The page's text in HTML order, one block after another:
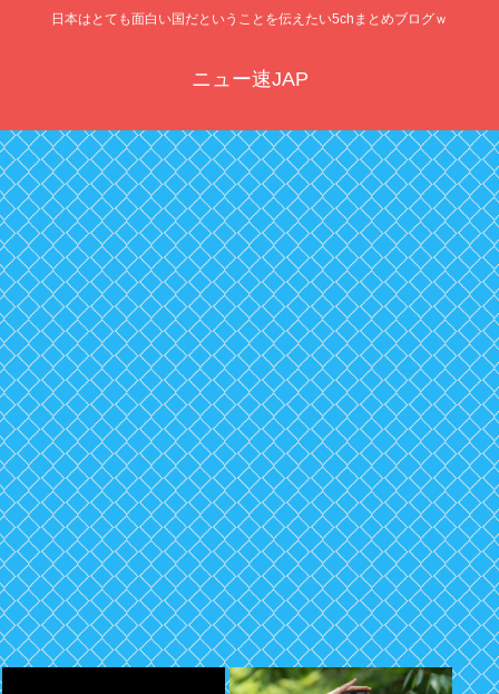
日本はとても面白い国だということを伝えたい5chまとめブログｗ
ニュー速JAP